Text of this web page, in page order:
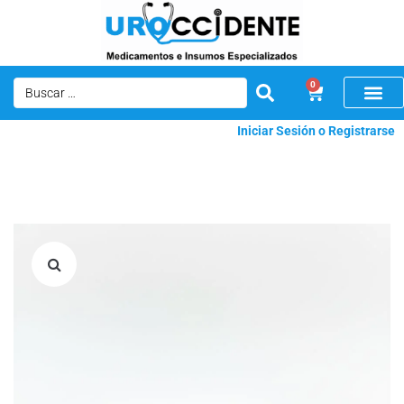
0
Iniciar Sesión o Registrarse